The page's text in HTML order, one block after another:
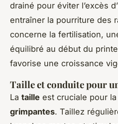
drainé pour éviter l’excès
entraîner la pourriture des
concerne la fertilisation,
équilibré au début du
favorise une croissance
Taille et conduite pour
La taille est cruciale pour la
grimpantes. Taillez